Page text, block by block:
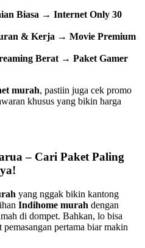
Biasa → Internet Only 30
& Kerja → Movie Premium
Berat → Paket Gamer
murah, pastiin juga cek promo
khusus yang bikin harga
– Cari Paket Paling
yang nggak bikin kantong
Indihome murah dengan
di dompet. Bahkan, lo bisa
pemasangan pertama biar makin